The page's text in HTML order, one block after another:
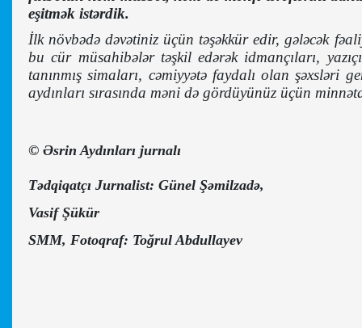
eşitmək istərdik.
İlk növbədə dəvətiniz üçün təşəkkür edir, gələcək
bu cür müsahibələr təşkil edərək idmançıları,
tanınmış simaları, cəmiyyətə faydalı olan şəxsləri
aydınları sırasında məni də gördüyünüz üçün
© Əsrin Aydınları jurnalı
Tədqiqatçı Jurnalist: Günel Şəmilzadə,
Vasif Şükür
SMM, Fotoqraf: Toğrul Abdullayev